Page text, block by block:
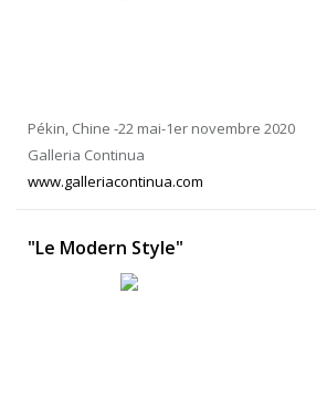
Pékin, Chine -22 mai-1er novembre 2020
Galleria Continua
www.galleriacontinua.com
"Le Modern Style"